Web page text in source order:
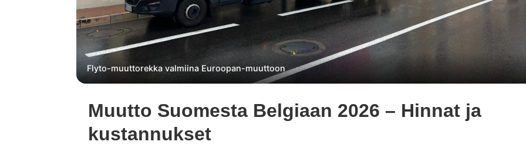
Flyto-muuttorekka valmiina Euroopan-muuttoon
Muutto Suomesta Belgiaan 2026 – Hinnat ja
kustannukset